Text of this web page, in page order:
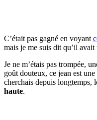
C’était pas gagné en voyant
mais je me suis dit qu’il avait
Je ne m’étais pas trompée,
goût douteux, ce jean est
cherchais depuis longtemps,
haute.